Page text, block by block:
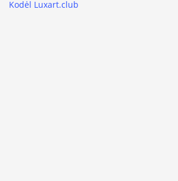
Kodėl Luxart.club